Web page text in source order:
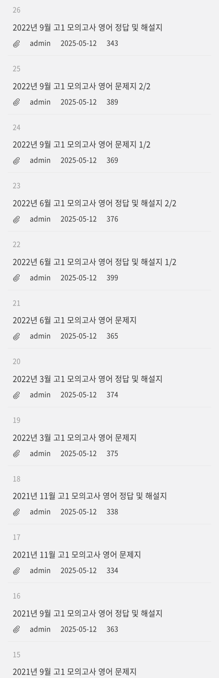
26
2022년 9월 고1 모의고사 영어 정답 및 해설지
admin 2025-05-12 343
25
2022년 9월 고1 모의고사 영어 문제지 2/2
admin 2025-05-12 389
24
2022년 9월 고1 모의고사 영어 문제지 1/2
admin 2025-05-12 369
23
2022년 6월 고1 모의고사 영어 정답 및 해설지 2/2
admin 2025-05-12 376
22
2022년 6월 고1 모의고사 영어 정답 및 해설지 1/2
admin 2025-05-12 399
21
2022년 6월 고1 모의고사 영어 문제지
admin 2025-05-12 365
20
2022년 3월 고1 모의고사 영어 정답 및 해설지
admin 2025-05-12 374
19
2022년 3월 고1 모의고사 영어 문제지
admin 2025-05-12 375
18
2021년 11월 고1 모의고사 영어 정답 및 해설지
admin 2025-05-12 338
17
2021년 11월 고1 모의고사 영어 문제지
admin 2025-05-12 334
16
2021년 9월 고1 모의고사 영어 정답 및 해설지
admin 2025-05-12 363
15
2021년 9월 고1 모의고사 영어 문제지